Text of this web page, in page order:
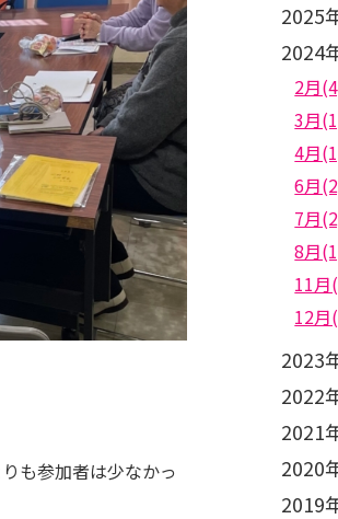
も参加者は少なかっ
2025
2024
2月
3月
4月
6月
7月
8月
11月
12月
2023
2022
2021
2020
2019